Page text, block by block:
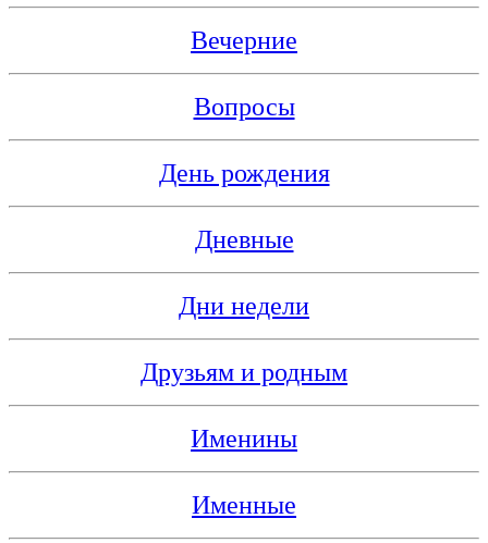
Вечерние
Вопросы
День рождения
Дневные
Дни недели
Друзьям и родным
Именины
Именные